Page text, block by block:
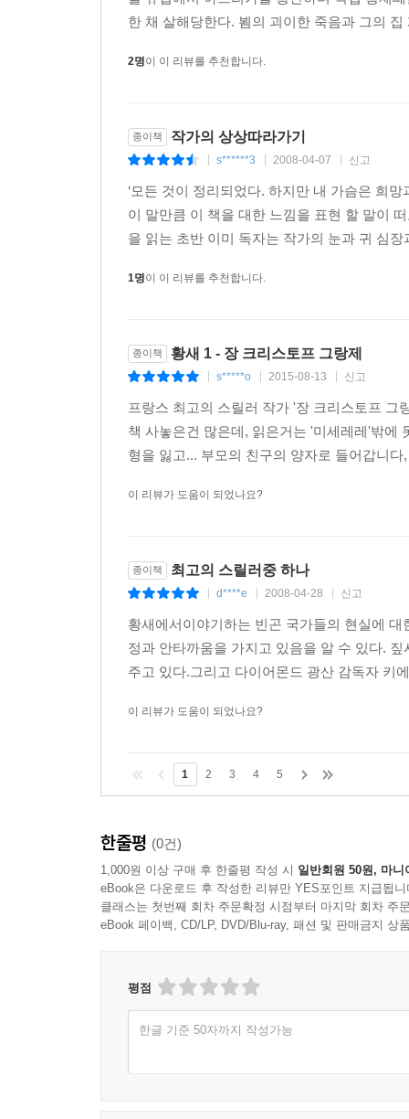
한 채 살해당한다. 뵘의 괴이한 죽음과 그의
2명이 이 리뷰를 추천합니다.
종이책 작가의 상상따라가기
s******3 2008-04-07 신고
‘모든 것이 정리되었다. 하지만 내 가슴은 희
이 말만큼 이 책을 대한 느낌을 표현 할 말이
을 읽는 초반 이미 독자는 작가의 눈과 귀 심
1명이 이 리뷰를 추천합니다.
종이책 황새 1 - 장 크리스토프 그랑제
s*****o 2015-08-13 신고
프랑스 최고의 스릴러 작가 '장 크리스토프
책 사놓은건 많은데, 읽은거는 '미세레레'밖에
형을 잃고... 부모의 친구의 양자로 들어갑니
이 리뷰가 도움이 되었나요?
종이책 최고의 스릴러중 하나
d****e 2008-04-28 신고
황새에서이야기하는 빈곤 국가들의 현실에
정과 안타까움을 가지고 있음을 알 수 있다.
주고 있다.그리고 다이어몬드 광산 감독자 키
이 리뷰가 도움이 되었나요?
1 2 3 4 5
한줄평 (0건)
1,000원 이상 구매 후 한줄평 작성 시 일반회원 50원, 마니
eBook은 다운로드 후 작성한 리뷰만 YES포인트 지급됩니
클래스는 첫번째 회차 주문확정 시점부터 마지막 회차 주
eBook 페이백, CD/LP, DVD/Blu-ray, 패션 및 판매금지 상
평점
한글 기준 50자까지 작성가능